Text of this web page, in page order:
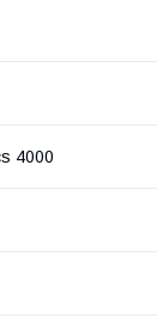
4000